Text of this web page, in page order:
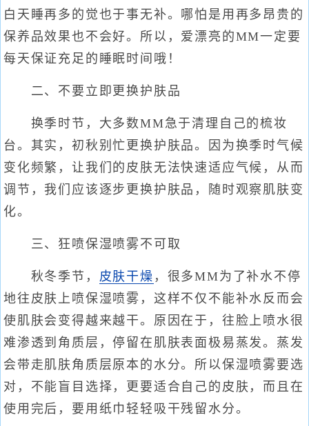
白天睡再多的觉也于事无补。哪怕是用再多昂贵的
保养品效果也不会好。所以，爱漂亮的MM一定要
每天保证充足的睡眠时间哦！
二、不要立即更换护肤品
换季时节，大多数MM急于清理自己的梳妆
台。其实，初秋别忙更换护肤品。因为换季时气候
变化频繁，让我们的皮肤无法快速适应气候，从而
调节，我们应该逐步更换护肤品，随时观察肌肤变
化。
三、狂喷保湿喷雾不可取
秋冬季节， 皮肤干燥 ，很多MM为了补水不停
地往皮肤上喷保湿喷雾，这样不仅不能补水反而会
使肌肤会变得越来越干。原因在于，往脸上喷水很
难渗透到角质层，停留在肌肤表面极易蒸发。蒸发
会带走肌肤角质层原本的水分。所以保湿喷雾要选
对，不能盲目选择，更要适合自己的皮肤，而且在
使用完后，要用纸巾轻轻吸干残留水分。